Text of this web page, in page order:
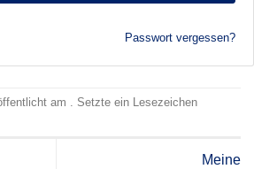
Passwort vergessen?
am . Setzte ein Lesezeichen
Meine